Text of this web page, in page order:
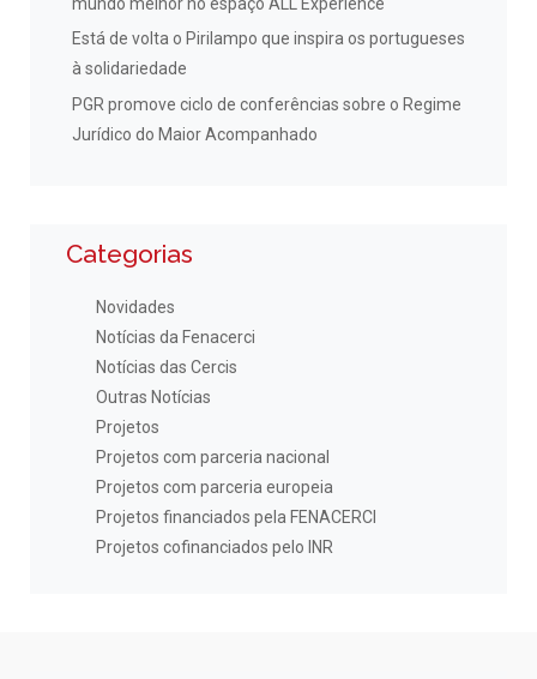
mundo melhor no espaço ALL Experience
Está de volta o Pirilampo que inspira os portugueses
à solidariedade
PGR promove ciclo de conferências sobre o Regime
Jurídico do Maior Acompanhado
Categorias
Novidades
Notícias da Fenacerci
Notícias das Cercis
Outras Notícias
Projetos
Projetos com parceria nacional
Projetos com parceria europeia
Projetos financiados pela FENACERCI
Projetos cofinanciados pelo INR